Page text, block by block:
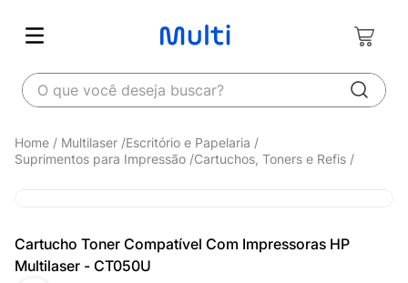
O que você deseja buscar?
Multilaser Escritório e Papelaria
Suprimentos para Impressão Cartuchos, Toners e Refis
Cartucho Toner Compatível Com Impressoras HP
Multilaser - CT050U